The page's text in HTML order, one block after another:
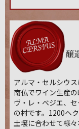
アルマ・セルシウ
南仏でワイン生産
ヴ・レ・ベジエ、
の村です。1200ヘ
土壌に合わせて様々